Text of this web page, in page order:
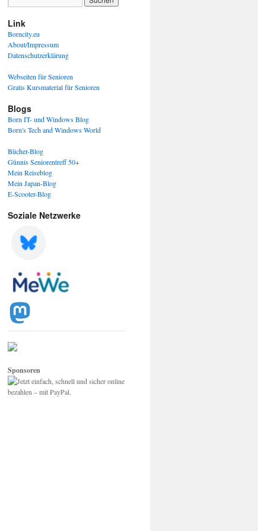
Link
Borncity.eu
About/Impressum
Datenschutzerklärung
Webseiten für Senioren
Gratis Kursmaterial für Senioren
Blogs
Born IT- und Windows Blog
Born's Tech and Windows World
Bücher-Blog
Günnis Seniorentreff 50+
Mein Reiseblog
Mein Japan-Blog
E-Scooter-Blog
Soziale Netzwerke
Sponsoren